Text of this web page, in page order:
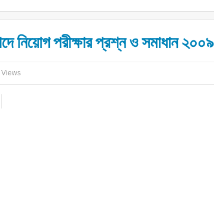
নিয়োগ পরীক্ষার প্রশ্ন ও সমাধান ২০০৯